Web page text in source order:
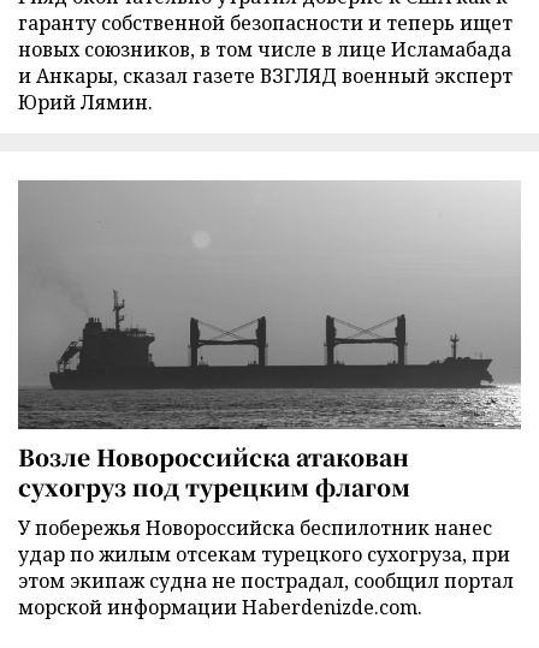
гаранту собственной безопасности и теперь ищет
новых союзников, в том числе в лице Исламабада
и Анкары, сказал газете ВЗГЛЯД военный эксперт
Юрий Лямин.
Возле Новороссийска атакован
сухогруз под турецким флагом
У побережья Новороссийска беспилотник нанес
удар по жилым отсекам турецкого сухогруза, при
этом экипаж судна не пострадал, сообщил портал
морской информации Haberdenizde.com.